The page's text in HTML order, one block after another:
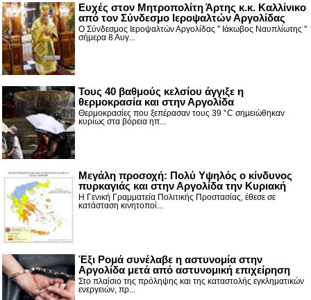
Ευχές στον Μητροπολίτη Άρτης κ.κ. Καλλίνικο
από τον Σύνδεσμο Ιεροψαλτών Αργολίδας
Ο Σύνδεσμος Ιεροψαλτών Αργολίδας '' Ιάκωβος Ναυπλίωτης ''
σήμερα 8 Αυγ...
Τους 40 βαθμούς κελσίου άγγιξε η
θερμοκρασία και στην Αργολίδα
Θερμοκρασίες που ξεπέρασαν τους 39 °C σημειώθηκαν
κυρίως στα βόρεια ηπ...
Μεγάλη προσοχή: Πολύ Υψηλός ο κίνδυνος
πυρκαγιάς και στην Αργολίδα την Κυριακή
Η Γενική Γραμματεία Πολιτικής Προστασίας, έθεσε σε
κατάσταση κινητοποί...
Έξι Ρομά συνέλαβε η αστυνομία στην
Αργολίδα μετά από αστυνομική επιχείρηση
Στο πλαίσιο της πρόληψης και της καταστολής εγκληματικών
ενεργειών, πρ...